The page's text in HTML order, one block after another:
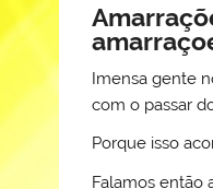
ai
l
h
o
o
ai
Imensa gente
com o passar
Porque isso
Falamos então